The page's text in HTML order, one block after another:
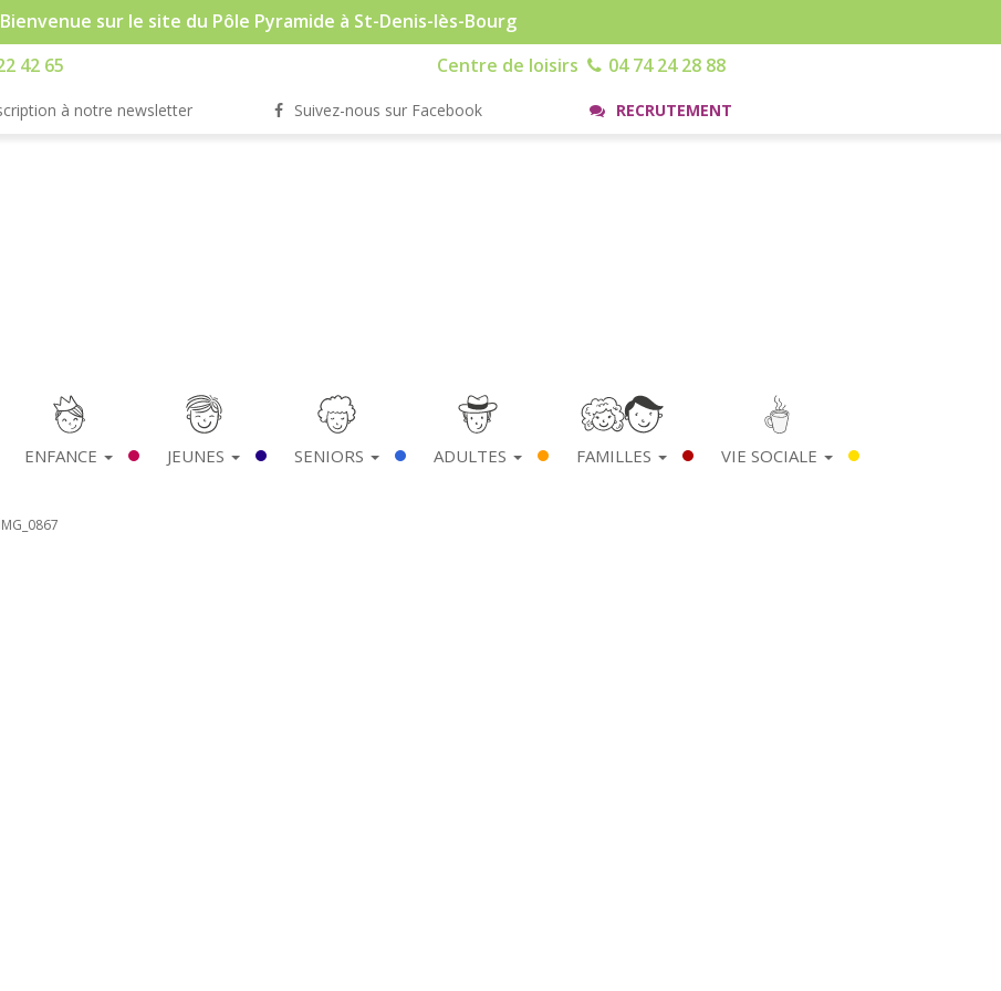
Bienvenue sur le site du Pôle Pyramide à St-Denis-lès-Bourg
42 65 Centre de loisirs 04 74 24 28 88
à notre newsletter Suivez-nous sur Facebook RECRUTEMENT
ENFANCE JEUNES SENIORS ADULTES FAMILLES VIE SOCIALE
IMG_0867